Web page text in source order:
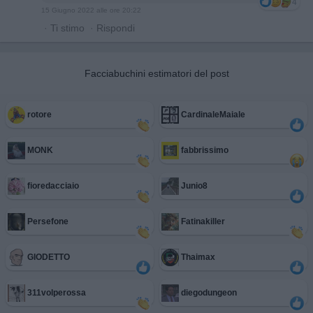
15 Giugno 2022 alle ore 20:22
· Ti stimo · Rispondi
Facciabuchini estimatori del post
rotore CardinaleMaiale
MONK fabbrissimo
fioredacciaio Junio8
Persefone Fatinakiller
GIODETTO Thaimax
311volperossa diegodungeon